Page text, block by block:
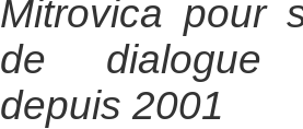
Mitrovica pour
de dialogue
depuis 2001